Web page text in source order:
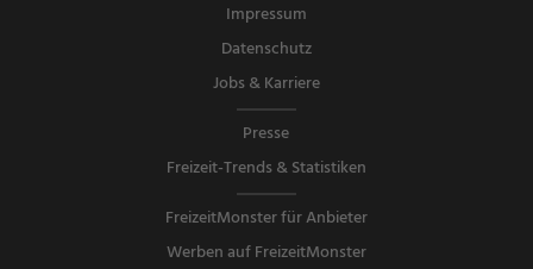
Impressum
Datenschutz
Jobs & Karriere
Presse
Freizeit-Trends & Statistiken
FreizeitMonster für Anbieter
Werben auf FreizeitMonster